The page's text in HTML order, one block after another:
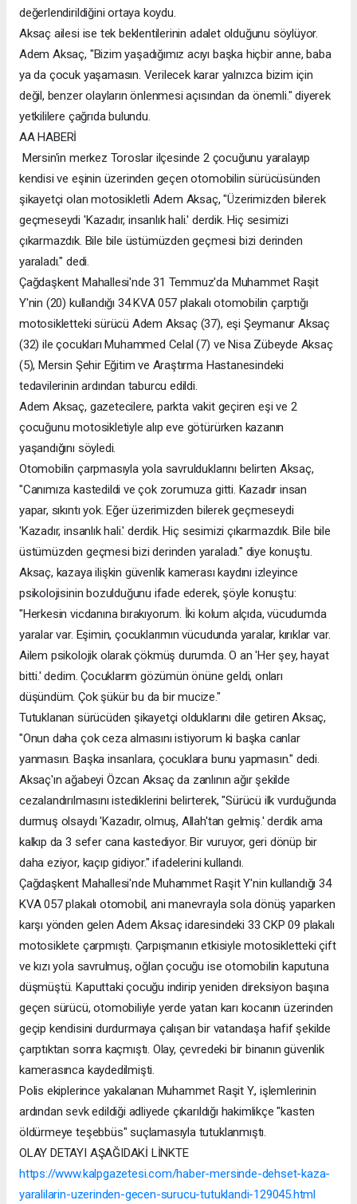
değerlendirildiğini ortaya koydu.
Aksaç ailesi ise tek beklentilerinin adalet olduğunu söylüyor.
Adem Aksaç, "Bizim yaşadığımız acıyı başka hiçbir anne, baba
ya da çocuk yaşamasın. Verilecek karar yalnızca bizim için
değil, benzer olayların önlenmesi açısından da önemli." diyerek
yetkililere çağrıda bulundu.
AA HABERİ
Mersin'in merkez Toroslar ilçesinde 2 çocuğunu yaralayıp
kendisi ve eşinin üzerinden geçen otomobilin sürücüsünden
şikayetçi olan motosikletli Adem Aksaç, "Üzerimizden bilerek
geçmeseydi 'Kazadır, insanlık hali.' derdik. Hiç sesimizi
çıkarmazdık. Bile bile üstümüzden geçmesi bizi derinden
yaraladı." dedi.
Çağdaşkent Mahallesi'nde 31 Temmuz'da Muhammet Raşit
Y'nin (20) kullandığı 34 KVA 057 plakalı otomobilin çarptığı
motosikletteki sürücü Adem Aksaç (37), eşi Şeymanur Aksaç
(32) ile çocukları Muhammed Celal (7) ve Nisa Zübeyde Aksaç
(5), Mersin Şehir Eğitim ve Araştırma Hastanesindeki
tedavilerinin ardından taburcu edildi.
Adem Aksaç, gazetecilere, parkta vakit geçiren eşi ve 2
çocuğunu motosikletiyle alıp eve götürürken kazanın
yaşandığını söyledi.
Otomobilin çarpmasıyla yola savrulduklarını belirten Aksaç,
"Canımıza kastedildi ve çok zorumuza gitti. Kazadır insan
yapar, sıkıntı yok. Eğer üzerimizden bilerek geçmeseydi
'Kazadır, insanlık hali.' derdik. Hiç sesimizi çıkarmazdık. Bile bile
üstümüzden geçmesi bizi derinden yaraladı." diye konuştu.
Aksaç, kazaya ilişkin güvenlik kamerası kaydını izleyince
psikolojisinin bozulduğunu ifade ederek, şöyle konuştu:
"Herkesin vicdanına bırakıyorum. İki kolum alçıda, vücudumda
yaralar var. Eşimin, çocuklarımın vücudunda yaralar, kırıklar var.
Ailem psikolojik olarak çökmüş durumda. O an 'Her şey, hayat
bitti.' dedim. Çocuklarım gözümün önüne geldi, onları
düşündüm. Çok şükür bu da bir mucize."
Tutuklanan sürücüden şikayetçi olduklarını dile getiren Aksaç,
"Onun daha çok ceza almasını istiyorum ki başka canlar
yanmasın. Başka insanlara, çocuklara bunu yapmasın." dedi.
Aksaç'ın ağabeyi Özcan Aksaç da zanlının ağır şekilde
cezalandırılmasını istediklerini belirterek, "Sürücü ilk vurduğunda
durmuş olsaydı 'Kazadır, olmuş, Allah'tan gelmiş.' derdik ama
kalkıp da 3 sefer cana kastediyor. Bir vuruyor, geri dönüp bir
daha eziyor, kaçıp gidiyor." ifadelerini kullandı.
Çağdaşkent Mahallesi'nde Muhammet Raşit Y'nin kullandığı 34
KVA 057 plakalı otomobil, ani manevrayla sola dönüş yaparken
karşı yönden gelen Adem Aksaç idaresindeki 33 CKP 09 plakalı
motosiklete çarpmıştı. Çarpışmanın etkisiyle motosikletteki çift
ve kızı yola savrulmuş, oğlan çocuğu ise otomobilin kaputuna
düşmüştü. Kaputtaki çocuğu indirip yeniden direksiyon başına
geçen sürücü, otomobiliyle yerde yatan karı kocanın üzerinden
geçip kendisini durdurmaya çalışan bir vatandaşa hafif şekilde
çarptıktan sonra kaçmıştı. Olay, çevredeki bir binanın güvenlik
kamerasınca kaydedilmişti.
Polis ekiplerince yakalanan Muhammet Raşit Y., işlemlerinin
ardından sevk edildiği adliyede çıkarıldığı hakimlikçe "kasten
öldürmeye teşebbüs" suçlamasıyla tutuklanmıştı.
OLAY DETAYI AŞAĞIDAKİ LİNKTE
https://www.kalpgazetesi.com/haber-mersinde-dehset-kaza-
yaralilarin-uzerinden-gecen-surucu-tutuklandi-129045.html